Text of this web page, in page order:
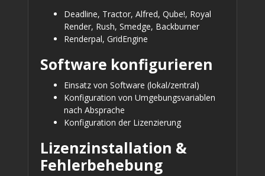
Deadline, Tractor, Alfred, Qube!, Royal
Render, Rush, Smedge, Backburner
Renderpal, GridEngine
Software konfigurieren
Einsatz von Software (lokal/zentral)
Konfiguration von Umgebungsvariablen
nach Absprache
Konfiguration der Lizenzierung
Lizenzinstallation &
Fehlerbehebung